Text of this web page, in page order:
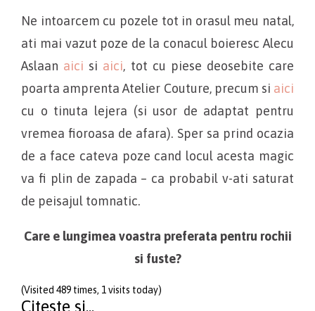
Ne intoarcem cu pozele tot in orasul meu natal,
ati mai vazut poze de la conacul boieresc Alecu
Aslaan aici si aici, tot cu piese deosebite care
poarta amprenta Atelier Couture, precum si aici
cu o tinuta lejera (si usor de adaptat pentru
vremea fioroasa de afara). Sper sa prind ocazia
de a face cateva poze cand locul acesta magic
va fi plin de zapada – ca probabil v-ati saturat
de peisajul tomnatic.
Care e lungimea voastra preferata pentru rochii
si fuste?
(Visited 489 times, 1 visits today)
Citeste si...